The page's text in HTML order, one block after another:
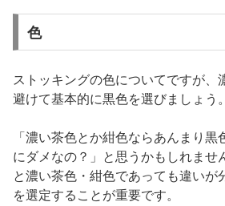
色
ストッキングの色についてですが、
避けて基本的に黒色を選びましょう。
「濃い茶色とか紺色ならあんまり
にダメなの？」と思うかもしれませ
と濃い茶色・紺色であっても違いが
を選定することが重要です。